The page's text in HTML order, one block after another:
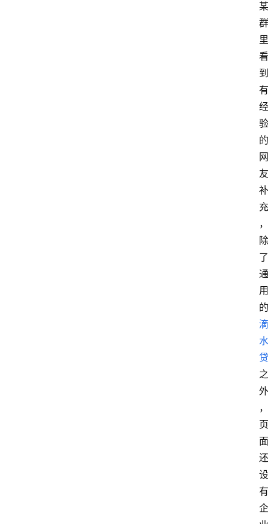
某
群
里
看
到
有
经
验
的
网
友
补
充
，
除
了
通
用
的
滴
水
贷
之
外
，
页
面
还
设
有
企